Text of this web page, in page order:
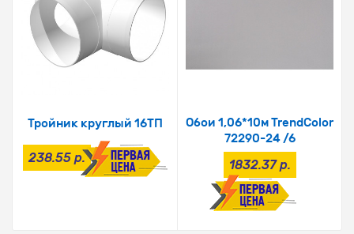
Тройник круглый 16ТП
238.55 р.
Обои 1,06*10м TrendColor
72290-24 /6
1832.37 р.